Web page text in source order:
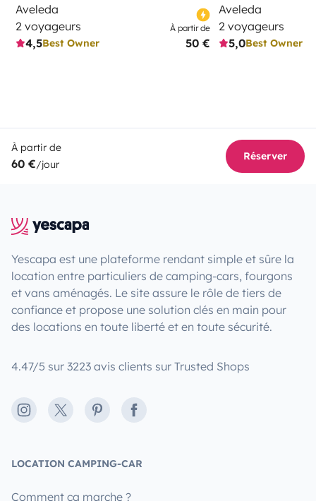
Aveleda
2 voyageurs
4,5Best Owner
À partir de
50 €
Aveleda
2 voyageurs
5,0Best Owner
À partir de
60 €/jour
Réserver
Yescapa est une plateforme rendant simple et sûre la
location entre particuliers de camping-cars, fourgons
et vans aménagés. Le site assure le rôle de tiers de
confiance et propose une solution clés en main pour
des locations en toute liberté et en toute sécurité.
4.47/5 sur 3223 avis clients sur Trusted Shops
Instagram
X PinterestFacebook
LOCATION CAMPING-CAR
Comment ça marche ?